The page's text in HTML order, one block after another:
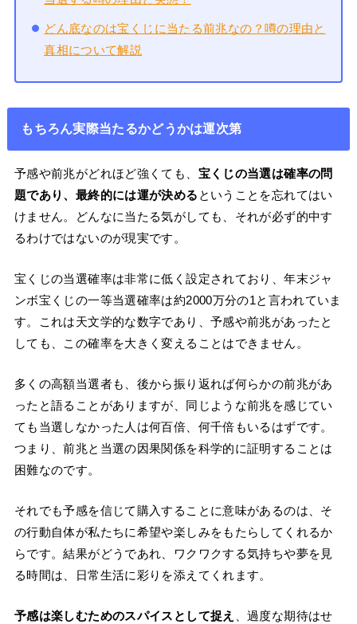
どん底なのは宝くじに当たる前兆なの？噂の理由と
真相について解説
もちろん実際当たるかどうかは運次第
予感や前兆がどれほど強くても、 宝くじの当選は確率の問
題であり、最終的には運が決める ということを忘れてはい
けません。どんなに当たる気がしても、それが必ず的中す
るわけではないのが現実です。
宝くじの当選確率は非常に低く設定されており、年末ジャ
ンボ宝くじの一等当選確率は約2000万分の1と言われていま
す。これは天文学的な数字であり、予感や前兆があったと
しても、この確率を大きく変えることはできません。
多くの高額当選者も、後から振り返れば何らかの前兆があ
ったと語ることがありますが、同じような前兆を感じてい
ても当選しなかった人は何百倍、何千倍もいるはずです。
つまり、前兆と当選の因果関係を科学的に証明することは
困難なのです。
それでも予感を信じて購入することに意味があるのは、そ
の行動自体が私たちに希望や楽しみをもたらしてくれるか
らです。結果がどうであれ、ワクワクする気持ちや夢を見
る時間は、日常生活に彩りを添えてくれます。
予感は楽しむためのスパイスとして捉え 、過度な期待はせ